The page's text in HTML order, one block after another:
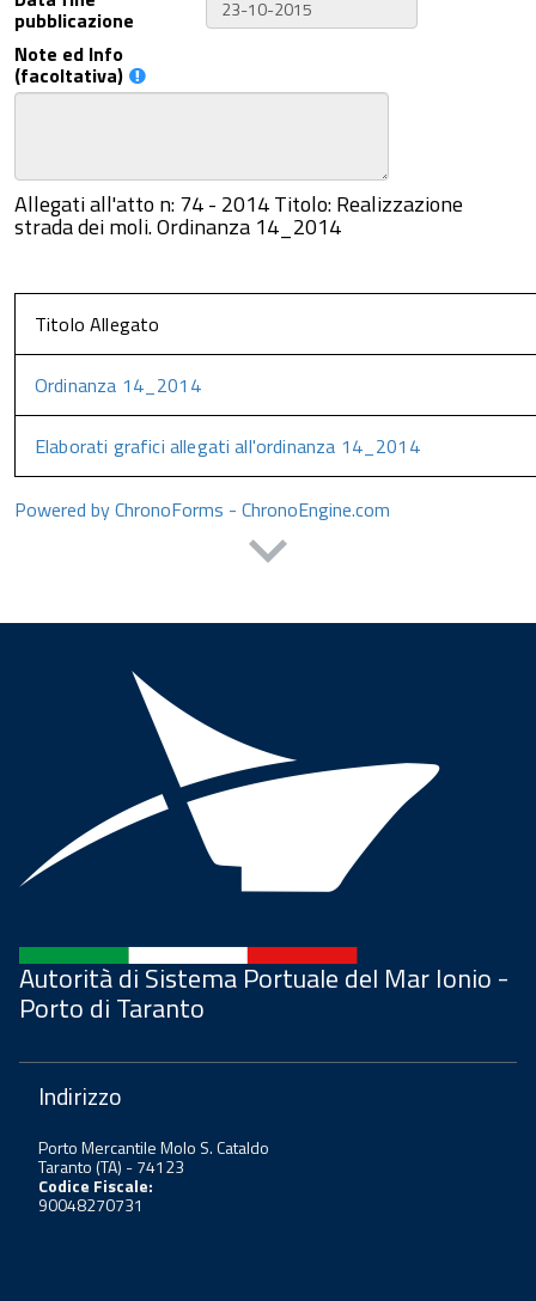
pubblicazione
Note ed Info
(facoltativa)
Allegati all'atto n: 74 - 2014 Titolo: Realizzazione
strada dei moli. Ordinanza 14_2014
Titolo Allegato
Ordinanza 14_2014
Elaborati grafici allegati all'ordinanza 14_2014
Powered by ChronoForms - ChronoEngine.com
Autorità di Sistema Portuale del Mar Ionio -
Porto di Taranto
Indirizzo
Porto Mercantile Molo S. Cataldo
Taranto (TA) - 74123
Codice Fiscale:
90048270731